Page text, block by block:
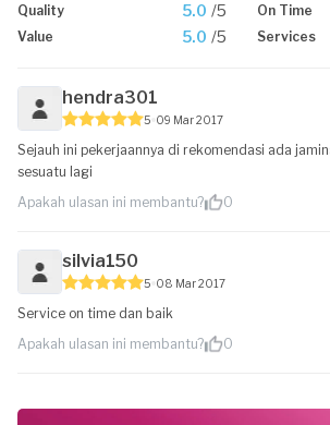
Quality 5.0 /5 On Time
Value 5.0 /5 Services
hendra301
5 09 Mar 2017
Sejauh ini pekerjaannya di rekomendasi ada
sesuatu lagi
Apakah ulasan ini membantu?
0
silvia150
5 08 Mar 2017
Service on time dan baik
Apakah ulasan ini membantu?
0